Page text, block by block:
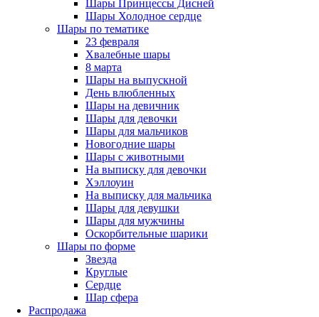
Шары Принцессы Дисней
Шары Холодное сердце
Шары по тематике
23 февраля
Хвалебные шары
8 марта
Шары на выпускной
День влюбленных
Шары на девичник
Шары для девочки
Шары для мальчиков
Новогодние шары
Шары с животными
На выписку для девочки
Хэллоуин
На выписку для мальчика
Шары для девушки
Шары для мужчины
Оскорбительные шарики
Шары по форме
Звезда
Круглые
Сердце
Шар сфера
Распродажа